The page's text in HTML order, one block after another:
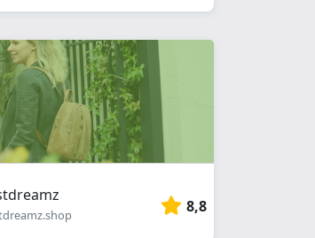
8,8